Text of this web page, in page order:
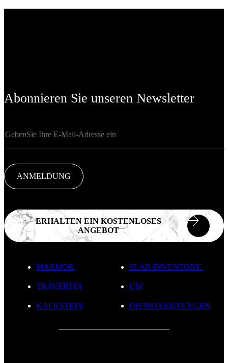
Abonnieren Sie unseren Newsletter
ANMELDUNG
ERHALTEN EIN KOSTENLOSES
ANGEBOT
MARMOR
TRAVERTIN
KALKSTEIN
UM
SLAB INVENTORY
DIENSTLEISTUNGEN